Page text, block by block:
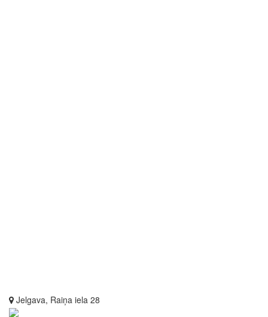
Jelgava, Raiņa iela 28